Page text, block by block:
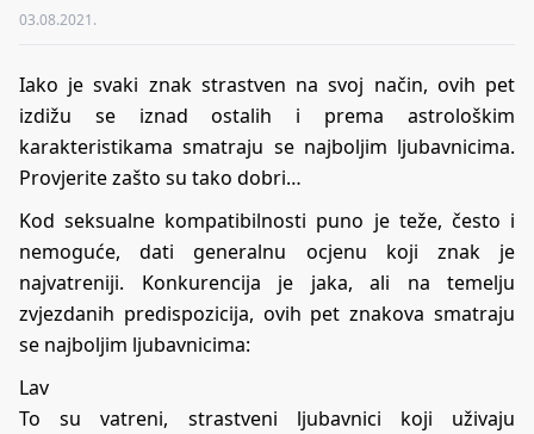
03.08.2021.
Iako je svaki znak strastven na svoj način, ovih pet
izdižu se iznad ostalih i prema astrološkim
karakteristikama smatraju se najboljim ljubavnicima.
Provjerite zašto su tako dobri…
Kod seksualne kompatibilnosti puno je teže, često i
nemoguće, dati generalnu ocjenu koji znak je
najvatreniji. Konkurencija je jaka, ali na temelju
zvjezdanih predispozicija, ovih pet znakova smatraju
se najboljim ljubavnicima:
Lav
To su vatreni, strastveni ljubavnici koji uživaju